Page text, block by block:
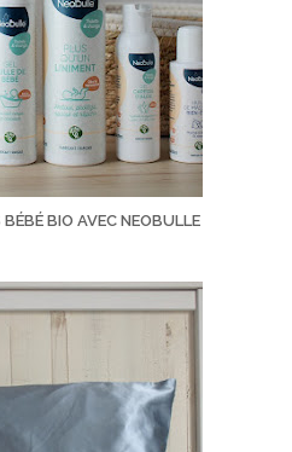
BÉBÉ BIO AVEC NEOBULLE